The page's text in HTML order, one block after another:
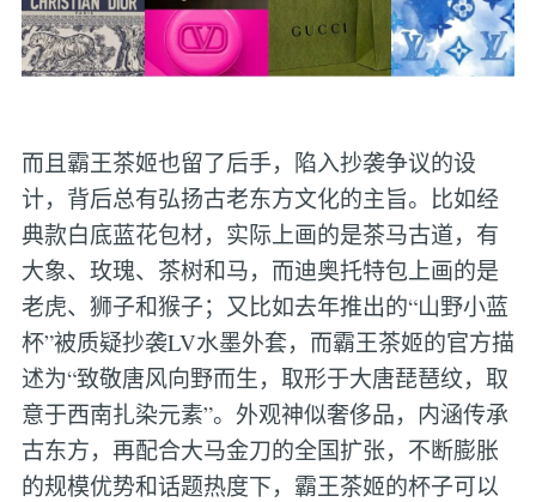
而且霸王茶姬也留了后手，陷入抄袭争议的设
计，背后总有弘扬古老东方文化的主旨。比如经
典款白底蓝花包材，实际上画的是茶马古道，有
大象、玫瑰、茶树和马，而迪奥托特包上画的是
老虎、狮子和猴子；又比如去年推出的“山野小蓝
杯”被质疑抄袭LV水墨外套，而霸王茶姬的官方描
述为“致敬唐风向野而生，取形于大唐琵琶纹，取
意于西南扎染元素”。外观神似奢侈品，内涵传承
古东方，再配合大马金刀的全国扩张，不断膨胀
的规模优势和话题热度下，霸王茶姬的杯子可以